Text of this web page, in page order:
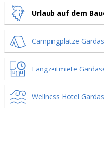
Urlaub auf dem
Campingplätze
Langzeitmiete
Wellness Hotel